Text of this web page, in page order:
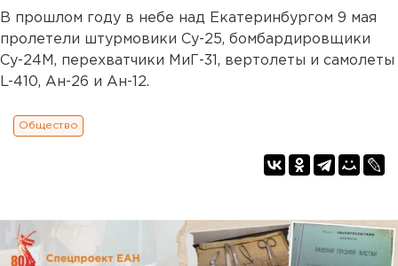
В прошлом году в небе над Екатеринбургом 9 мая
пролетели штурмовики Су-25, бомбардировщики
Су-24М, перехватчики МиГ-31, вертолеты и самолеты
L-410, Ан-26 и Ан-12.
Общество